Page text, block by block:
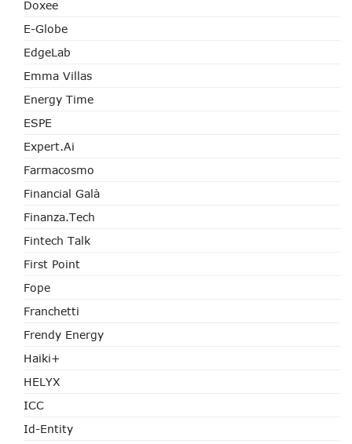
Doxee
E-Globe
EdgeLab
Emma Villas
Energy Time
ESPE
Expert.ai
Farmacosmo
Financial Galà
Finanza.tech
Fintech Talk
First Point
Fope
Franchetti
Frendy Energy
Haiki+
HELYX
ICC
Id-Entity